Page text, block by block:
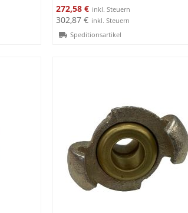
Sonderangebot
272,58 €
302,87 €
Speditionsartikel